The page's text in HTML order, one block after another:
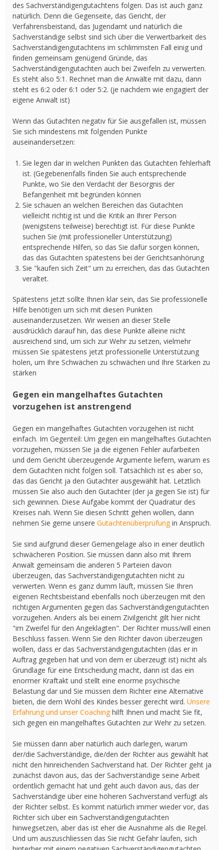
des Sachverständigengutachtens folgen. Das ist auch ganz
natürlich. Denn die Gegenseite, das Gericht, der
Verfahrensbeistand, das Jugendamt und natürlich die
Sachverständige selbst sind sich über die Verwertbarkeit des
Sachverständigengutachtens im schlimmsten Fall einig und
finden gemeinsam genügend Gründe, das
Sachverständigengutachten auch bei Zweifeln zu verwerten.
Es steht also 5:1. Rechnet man die Anwälte mit dazu, dann
steht es 6:2 oder 6:1 oder 5:2. (je nachdem wie engagiert der
eigene Anwalt ist)
Wenn das Gutachten negativ für Sie ausgefallen ist, müssen
Sie sich mindestens mit folgenden Punkte
auseinandersetzen:
Sie legen dar in welchen Punkten das Gutachten fehlerhaft
ist. (Gegebenenfalls finden Sie auch entsprechende
Punkte, wo Sie den Verdacht der Besorgnis der
Befangenheit mit begründen können
Sie schauen an welchen Bereichen das Gutachten
vielleicht richtig ist und die Kritik an Ihrer Person
(wenigstens teilweise) berechtigt ist. Für diese Punkte
suchen Sie (mit professioneller Unterstützung)
entsprechende Hilfen, so das Sie dafür sorgen können,
das das Gutachten spätestens bei der Gerichtsanhörung
Sie "kaufen sich Zeit" um zu erreichen, das das Gutachten
veraltet.
Spätestens jetzt sollte Ihnen klar sein, das Sie professionelle
Hilfe benötigen um sich mit diesen Punkten
auseinanderzusetzen. Wir weisen an dieser Stelle
ausdrücklich darauf hin, das diese Punkte alleine nicht
ausreichend sind, um sich zur Wehr zu setzen, vielmehr
müssen Sie spätestens jetzt professionelle Unterstützung
holen, um Ihre Schwächen zu schwächen und Ihre Stärken zu
stärken
Gegen ein mangelhaftes Gutachten
vorzugehen ist anstrengend
Gegen ein mangelhaftes Gutachten vorzugehen ist nicht
einfach. Im Gegenteil: Um gegen ein mangelhaftes Gutachten
vorzugehen, müssen Sie ja die eigenen Fehler aufarbeiten
und dem Gericht überzeugende Argumente liefern, warum es
dem Gutachten nicht folgen soll. Tatsächlich ist es aber so,
das das Gericht ja den Gutachter ausgewählt hat. Letztlich
müssen Sie also auch den Gutachter (der ja gegen Sie ist) für
sich gewinnen. Diese Aufgabe kommt der Quadratur des
Kreises nah. Wenn Sie diesen Schritt gehen wollen, dann
nehmen Sie gerne unsere Gutachtenüberprüfungin Anspruch.
Sie sind aufgrund dieser Gemengelage also in einer deutlich
schwächeren Position. Sie müssen dann also mit Ihrem
Anwalt gemeinsam die anderen 5 Parteien davon
überzeugen, das Sachverständigengutachten nicht zu
verwerten. Wenn es ganz dumm läuft, müssen Sie Ihren
eigenen Rechtsbeistand ebenfalls noch überzeugen mit den
richtigen Argumenten gegen das Sachverständigengutachten
vorzugehen. Anders als bei einem Zivilgericht gilt hier nicht
"im Zweifel für den Angeklagten". Der Richter muss/will einen
Beschluss fassen. Wenn Sie den Richter davon überzeugen
wollen, dass er das Sachverständigengutachten (das er in
Auftrag gegeben hat und von dem er überzeugt ist) nicht als
Grundlage für eine Entscheidung macht, dann ist das ein
enormer Kraftakt und stellt eine enorme psychische
Belastung dar und Sie müssen dem Richter eine Alternative
bieten, die dem Wohl des Kindes besser gerecht wird. Unsere
Erfahrung und unser Coachinghilft Ihnen und macht Sie fit,
sich gegen ein mangelhaftes Gutachten zur Wehr zu setzen.
Sie müssen dann aber natürlich auch darlegen, warum
der/die Sachverständige, die/den der Richter aus gewählt hat
nicht den hinreichenden Sachverstand hat. Der Richter geht ja
zunächst davon aus, das der Sachverständige seine Arbeit
ordentlich gemacht hat und geht auch davon aus, das der
Sachverständige über eine höheren Sachverstand verfügt als
der Richter selbst. Es kommt natürlich immer wieder vor, das
Richter sich über ein Sachverständigengutachten
hinwegsetzen, aber das ist eher die Ausnahme als die Regel.
Und um auszuschliessen das Sie nicht Gefahr laufen, sich